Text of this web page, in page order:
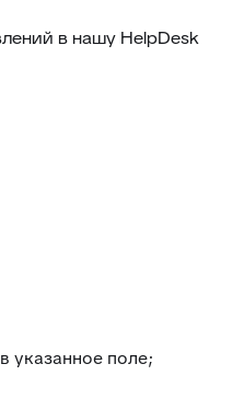
в нашу HelpDesk
указанное поле;